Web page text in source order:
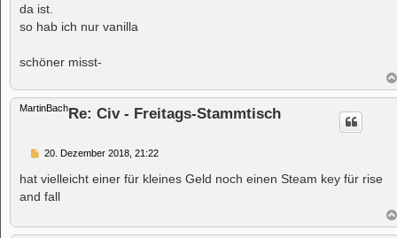
da ist.
so hab ich nur vanilla
schöner misst-
MartinBachRe: Civ - Freitags-Stammtisch
B
i
t
20. Dezember 2018, 21:22
hat vielleicht einer für kleines Geld noch einen Steam key für rise
and fall